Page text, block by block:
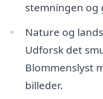
stemningen
Nature og
Udforsk det
Blommenslyst
billeder.